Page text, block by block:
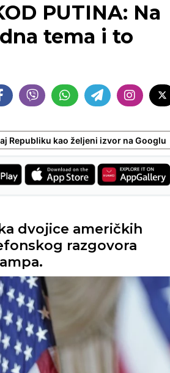
PUTINA: Na
tema i to
Republiku kao željeni izvor na Googlu
dvojice američkih
razgovora